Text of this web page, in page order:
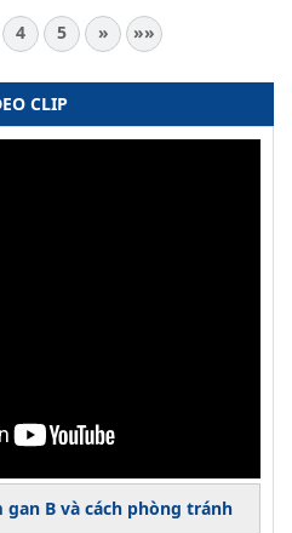
4 5 » »»
CLIP
B và cách phòng tránh